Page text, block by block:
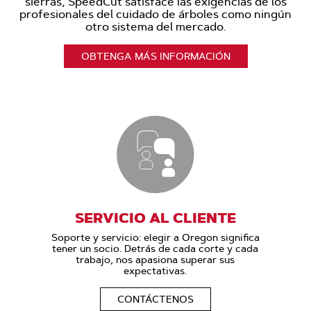
profesionales del cuidado de árboles como ningún
otro sistema del mercado.
OBTENGA MÁS INFORMACIÓN
SERVICIO AL CLIENTE
Soporte y servicio: elegir a Oregon significa
tener un socio. Detrás de cada corte y cada
trabajo, nos apasiona superar sus
expectativas.
CONTÁCTENOS